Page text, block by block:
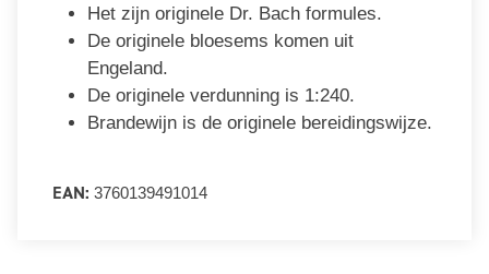
Het zijn originele Dr. Bach formules.
De originele bloesems komen uit
Engeland.
De originele verdunning is 1:240.
Brandewijn is de originele bereidingswijze.
EAN: 3760139491014